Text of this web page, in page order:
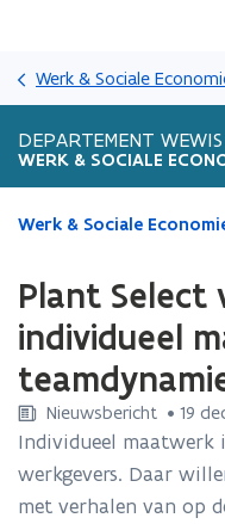
Werk & Sociale
DEPARTEMENT WEWIS
WERK & SOCIALE
Gedaan
bevindt
zich
op:
Plant
Select
vertelt:
wat
doet
Werk & Sociale
Plant
individueel
Nieuwsbericht • 19
Individueel maatwerk
werkgevers. Daar
met verhalen van op